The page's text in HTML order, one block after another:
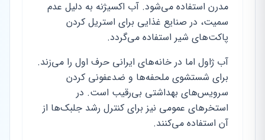
مدرن استفاده می‌شود. آب اکسیژنه به دلیل عدم
سمیت، در صنایع غذایی برای استریل کردن
پاکت‌های شیر استفاده می‌گردد.
آب ژاول اما در خانه‌های ایرانی حرف اول را می‌زند.
برای شستشوی ملحفه‌ها و ضدعفونی کردن
سرویس‌های بهداشتی بی‌رقیب است. در
استخرهای عمومی نیز برای کنترل رشد جلبک‌ها از
آن استفاده می‌کنند.